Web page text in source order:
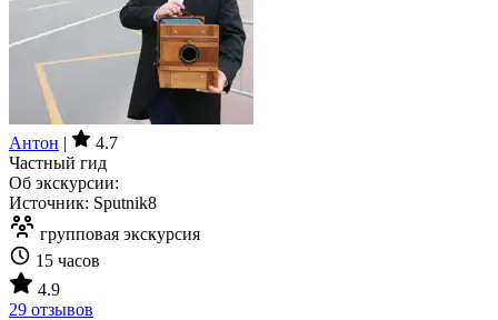
Антон |
4.7
Частный гид
Об экскурсии:
Источник: Sputnik8
групповая экскурсия
15 часов
4.9
29 отзывов